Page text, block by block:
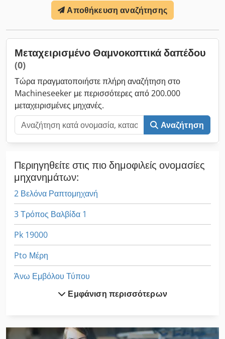
Αποθήκευση αναζήτησης
Μεταχειρισμένο Θαμνοκοπτικά δαπέδου
(0)
Τώρα πραγματοποιήστε πλήρη αναζήτηση στο
Machineseeker με περισσότερες από 200.000
μεταχειρισμένες μηχανές.
Αναζήτηση
Περιηγηθείτε στις πιο δημοφιλείς ονομασίες
μηχανημάτων:
2 Βελόνα Ραπτομηχανή
3 Τρόπος Βαλβίδα 1
Pk 19000
Pto Μέρη
Άνω Εμβόλου Τύπου
Διάτρηση Και ΚοπήΕμφάνιση περισσότερων